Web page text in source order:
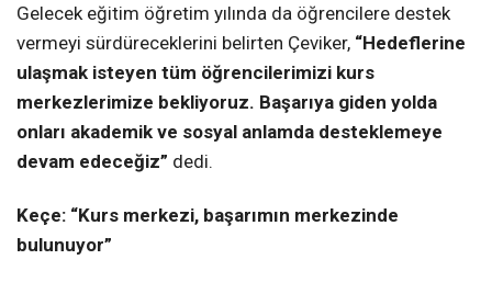
Gelecek eğitim öğretim yılında da öğrencilere destek
vermeyi sürdüreceklerini belirten Çeviker, “Hedeflerine
ulaşmak isteyen tüm öğrencilerimizi kurs
merkezlerimize bekliyoruz. Başarıya giden yolda
onları akademik ve sosyal anlamda desteklemeye
devam edeceğiz” dedi.
Keçe: “Kurs merkezi, başarımın merkezinde
bulunuyor”